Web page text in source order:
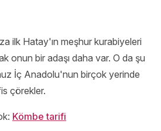
ilk Hatay'ın meşhur kurabiyeleri
onun bir adaşı daha var. O da şu
İç Anadolu'nun birçok yerinde
çörekler.
Kömbe tarifi